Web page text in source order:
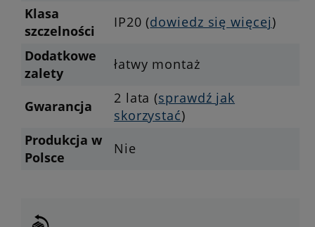
Klasa
szczelności
IP20 (dowiedz się więcej)
Dodatkowe
zalety
łatwy montaż
Gwarancja 2 lata (sprawdź jak
skorzystać)
Produkcja w
Polsce
Nie